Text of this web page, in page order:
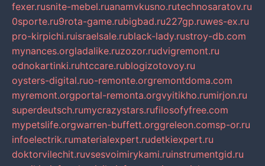
fexer.rusnite-mebel.ruanamvkusno.rutechnosaratov.ru
0sporte.ru9rota-game.rubigbad.ru227gp.ruwes-ex.ru
pro-kirpichi.ruisraelsale.rublack-lady.rustroy-db.com
mynances.orgladalike.ruzozor.rudvigremont.ru
odnokartinki.ruhtccare.rublogizotovoy.ru
oysters-digital.ruo-remonte.orgremontdoma.com
myremont.orgportal-remonta.orgvyitikho.rumirjon.ru
superdeutsch.rumycrazystars.rufilosofyfree.com
mypetslife.orgwarren-buffett.orggreleon.comsp-or.ru
infoelectrik.rumaterialexpert.rudetkiexpert.ru
doktorvilechit.ruvsesvoimirykami.ruinstrumentgid.ru